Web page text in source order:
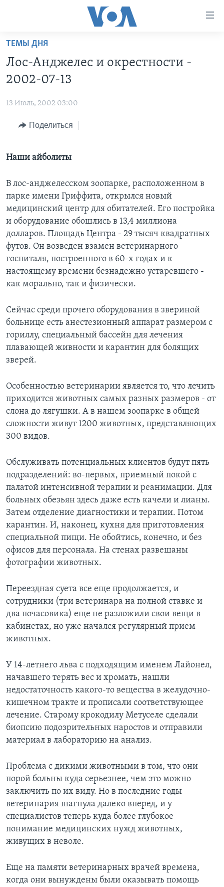
Перейти
основной
контент
навигации
ПРОГРАММЫ
НОВОСТИ ЗА МИНУТУ
ИТОГИ
ДИСКУССИЯ VOA
ДЕТАЛИ
НЬЮ-ЙОРК NEW YORK
АМЕРИКА. БОЛЬШОЕ ПУТЕШЕСТВИЕ
УЧИМ АНГЛИЙСКИЙ
НАША АМЕРИКАНСКАЯ ИСТОРИЯ
АРТЕФАКТЫ
АМЕРИКАНСКИЕ ГОРОДКИ
ТЕСТЫ
ЭКСПЕРТИЗА
ИНТЕРВЬЮ
ЗА СВОБОДУ ПРЕССЫ
УЧИМ АНГЛИЙСКИЙ
ВИДЕО
ПОДПИСКА НА НОВОСТИ
Learning English
СОЦИАЛЬНЫЕ СЕТИ
Языки
ТЕМЫ ДНЯ
Лос-Анджелес и окрестности -
2002-07-13
13 Июль, 2002 03:00
Поделиться
Наши айболиты
В лос-анджелесском зоопарке, расположенном в
парке имени Гриффита, открылся новый
медицинский центр для обитателей. Его постройка
и оборудование обошлись в 13,4 миллиона
долларов. Площадь Центра - 29 тысяч квадратных
футов. Он возведен взамен ветеринарного
госпиталя, построенного в 60-х годах и к
настоящему времени безнадежно устаревшего -
как морально, так и физически.
Сейчас среди прочего оборудования в звериной
больнице есть анестезионный аппарат размером с
гориллу, специальный бассейн для лечения
плавающей живности и карантин для болящих
зверей.
Особенностью ветеринарии является то, что лечить
приходится животных самых разных размеров - от
слона до лягушки. А в нашем зоопарке в общей
сложности живут 1200 животных, представляющих
300 видов.
Обслуживать потенциальных клиентов будут пять
подразделений: во-первых, приемный покой с
палатой интенсивной терапии и реанимации. Для
больных обезьян здесь даже есть качели и лианы.
Затем отделение диагностики и терапии. Потом
карантин. И, наконец, кухня для приготовления
специальной пищи. Не обойтись, конечно, и без
офисов для персонала. На стенах развешаны
фотографии животных.
Переездная суета все еще продолжается, и
сотрудники (три ветеринара на полной ставке и
два почасовика) еще не разложили свои вещи в
кабинетах, но уже начался регулярный прием
животных.
У 14-летнего льва с подходящим именем Лайонел,
начавшего терять вес и хромать, нашли
недостаточность какого-то вещества в желудочно-
кишечном тракте и прописали соответствующее
лечение. Старому крокодилу Метуселе сделали
биопсию подозрительных наростов и отправили
материал в лабораторию на анализ.
Проблема с дикими животными в том, что они
порой больны куда серьезнее, чем это можно
заключить по их виду. Но в последние годы
ветеринария шагнула далеко вперед, и у
специалистов теперь куда более глубокое
понимание медицинских нужд животных,
живущих в неволе.
Еще на памяти ветеринарных врачей времена,
когда они вынуждены были оказывать помощь